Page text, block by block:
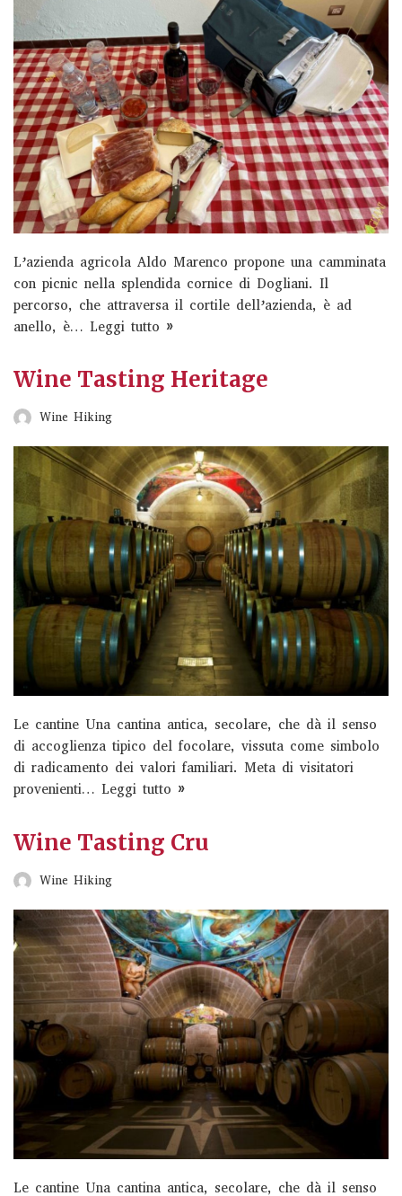
L’azienda agricola Aldo Marenco propone una camminata
con picnic nella splendida cornice di Dogliani. Il
percorso, che attraversa il cortile dell’azienda, è ad
anello, è… Leggi tutto »
Wine Tasting Heritage
Wine Hiking
Le cantine Una cantina antica, secolare, che dà il senso
di accoglienza tipico del focolare, vissuta come simbolo
di radicamento dei valori familiari. Meta di visitatori
provenienti… Leggi tutto »
Wine Tasting Cru
Wine Hiking
Le cantine Una cantina antica, secolare, che dà il senso